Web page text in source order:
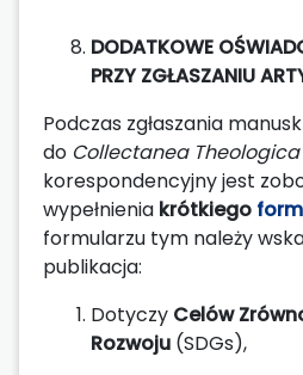
DODATKOWE
PRZY ZGŁASZANIU
Podczas zgłaszania
do Collectanea Theologica
korespondencyjny jest
wypełnienia krótkiego
formularzu tym należy
publikacja:
Dotyczy Celów
Rozwoju (SDGs),